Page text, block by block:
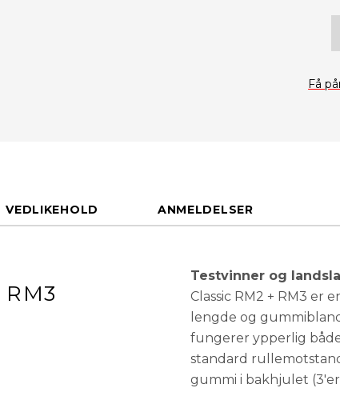
Få
VEDLIKEHOLD ANMELDELSER
RM3
Testvinner og
Classic RM2 + RM3 er
lengde og
fungerer ypperlig
standard
gummi i bakhjulet